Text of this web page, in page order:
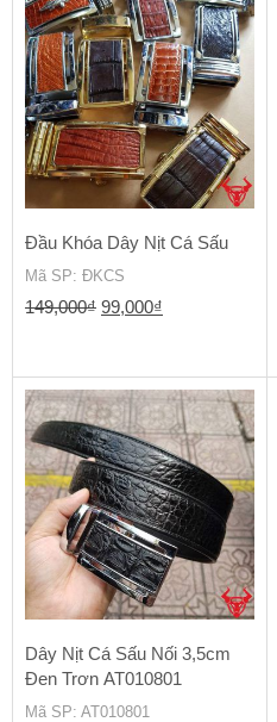
Đầu Khóa Dây Nịt Cá Sấu
Mã SP: ĐKCS
149,000₫ Giá
149,000₫.
99,000₫
là:
99,000₫.
Dây Nịt Cá Sấu Nối 3,5cm
Đen Trơn AT010801
Mã SP: AT010801